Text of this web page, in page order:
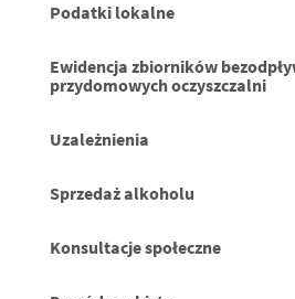
Podatki lokalne
Ewidencja zbiorników
przydomowych oczyszczalni
Uzależnienia
Sprzedaż alkoholu
Konsultacje społeczne